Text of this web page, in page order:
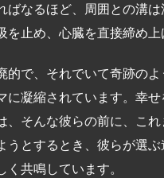
なるほど、周囲との溝
止め、心臓を直接締め
的で、それでいて奇跡の
に凝縮されています。幸
、そんな彼らの前に、こ
うとするとき、彼らが選
共鳴しています。